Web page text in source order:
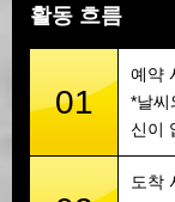
활동 흐름
01
예약
*날씨
신이
도착